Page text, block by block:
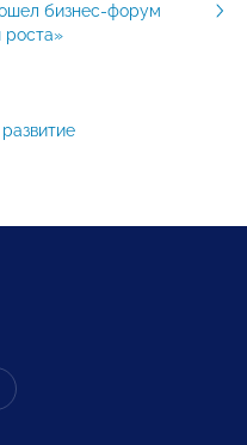
бизнес-форум
роста»